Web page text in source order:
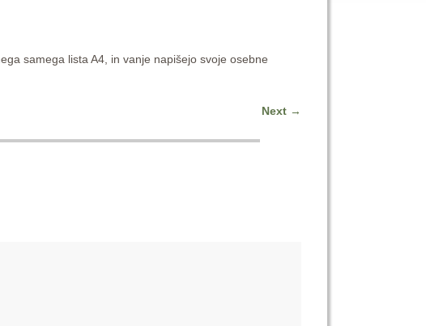
samega lista A4, in vanje napišejo svoje osebne
Next →